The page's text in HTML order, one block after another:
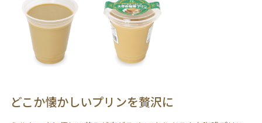
どこか懐かしいプリンを贅沢に